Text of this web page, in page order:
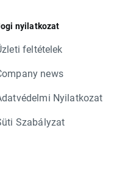
nyilatkozat
feltételek
news
Nyilatkozat
Szabályzat